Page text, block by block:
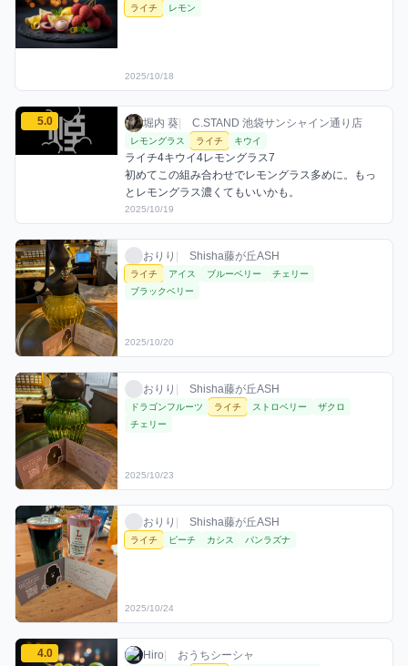
ライチ レモン
2025/10/18
堀内 葵のライチミックスを見る
5.0 堀内 葵 / お店シーシャ / 2025年10月19日
堀内 葵 C.STAND 池袋サンシャイン通り店
利用フレーバー
レモングラス ライチ キウイ
コメント
ライチ4キウイ4レモングラス7
初めてこの組み合わせでレモングラス多めに。もっ
とレモングラス濃くてもいいかも。
評価
2025/10/19
おりりのライチミックスを見るおりり / お店シーシャ / 2025年10月20日
おりり Shisha藤が丘ASH
利用フレーバー
ライチ アイス ブルーベリー
チェリー
ブラックベリー
2025/10/20
おりりのライチミックスを見るおりり / お店シーシャ / 2025年10月23日
おりり Shisha藤が丘ASH
利用フレーバー
ドラゴンフルーツ ライチ ストロベリー
ザクロ
チェリー
2025/10/23
おりりのライチミックスを見るおりり / お店シーシャ / 2025年10月24日
おりり Shisha藤が丘ASH
利用フレーバー
ライチ ピーチ カシス パンラズナ
2025/10/24
Hiroのライチミックスを見る
4.0 Hiro / おうちシーシャ / 2025年10月25日
Hiro おうちシーシャ
利用フレーバー
評価